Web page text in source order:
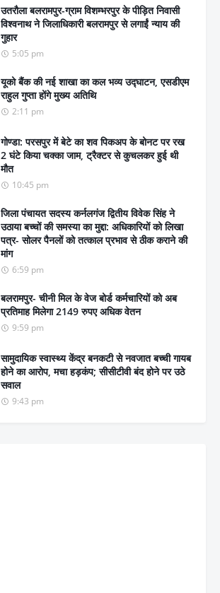
उतरौला बलरामपुर-ग्राम विशम्भरपुर के पीड़ित निवासी
विश्वनाथ ने जिलाधिकारी बलरामपुर से लगाईं न्याय की
गुहार
5:05 pm
यूको बैंक की नई शाखा का कल भव्य उद्घाटन, एसडीएम
राहुल गुप्ता होंगे मुख्य अतिथि
2:11 pm
गोण्डा: परसपुर में बेटे का शव पिकअप के बोनट पर रख
2 घंटे किया चक्का जाम, ट्रैक्टर से कुचलकर हुई थी
मौत
10:45 pm
जिला पंचायत सदस्य कर्नलगंज द्वितीय विवेक सिंह ने
उठाया बच्चों की समस्या का मुद्दा: अधिकारियों को लिखा
पत्र- सोलर पैनलों को तत्काल प्रभाव से ठीक कराने की
मांग
6:59 pm
बलरामपुर- चीनी मिल के वेज बोर्ड कर्मचारियों को अब
प्रतिमाह मिलेगा 2149 रुपए अधिक वेतन
9:59 pm
सामुदायिक स्वास्थ्य केंद्र बनकटी से नवजात बच्ची गायब
होने का आरोप, मचा हड़कंप; सीसीटीवी बंद होने पर उठे
सवाल
9:43 pm